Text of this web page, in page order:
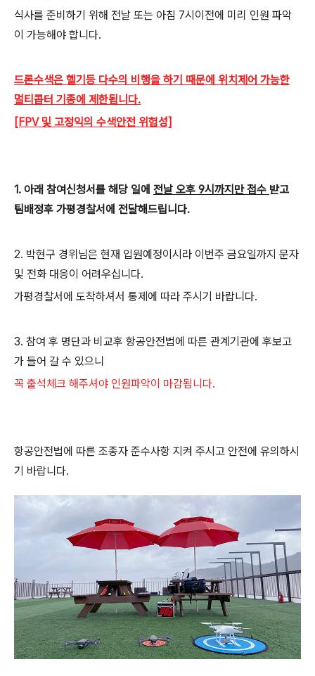
식사를 준비하기 위해 전날 또는 아침 7시이전에 미리 인원 파악
이 가능해야 합니다.
드론수색은 헬기등 다수의 비행을 하기 때문에 위치제어 가능한
멀티콥터 기종에 제한됩니다.
[FPV 및 고정익의 수색안전 위험성]
1. 아래 참여신청서를 해당 일에 전날 오후 9시까지만 접수 받고
팀배정후 가평경찰서에 전달해드립니다.
2. 박현구 경위님은 현재 입원예정이시라 이번주 금요일까지 문자
및 전화 대응이 어려우십니다.
가평경찰서에 도착하셔서 통제에 따라 주시기 바랍니다.
3. 참여 후 명단과 비교후 항공안전법에 따른 관계기관에 후보고
가 들어 갈 수 있으니
꼭 출석체크 해주셔야 인원파악이 마감됩니다.
항공안전법에 따른 조종자 준수사항 지켜 주시고 안전에 유의하시
기 바랍니다.